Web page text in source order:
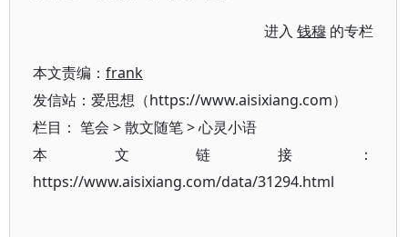
进入钱穆 的专栏
本文责编： frank
发信站：爱思想（https://www.aisixiang.com）
栏目： 笔会 >散文随笔>心灵小语
本文链接：
https://www.aisixiang.com/data/31294.html